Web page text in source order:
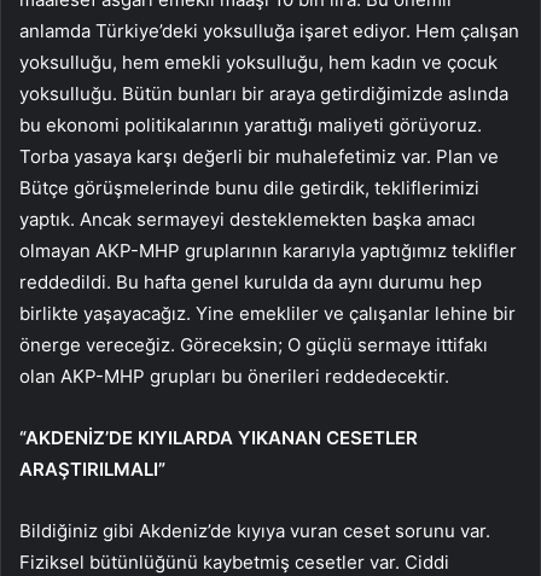
anlamda Türkiye’deki yoksulluğa işaret ediyor. Hem çalışan
yoksulluğu, hem emekli yoksulluğu, hem kadın ve çocuk
yoksulluğu. Bütün bunları bir araya getirdiğimizde aslında
bu ekonomi politikalarının yarattığı maliyeti görüyoruz.
Torba yasaya karşı değerli bir muhalefetimiz var. Plan ve
Bütçe görüşmelerinde bunu dile getirdik, tekliflerimizi
yaptık. Ancak sermayeyi desteklemekten başka amacı
olmayan AKP-MHP gruplarının kararıyla yaptığımız teklifler
reddedildi. Bu hafta genel kurulda da aynı durumu hep
birlikte yaşayacağız. Yine emekliler ve çalışanlar lehine bir
önerge vereceğiz. Göreceksin; O güçlü sermaye ittifakı
olan AKP-MHP grupları bu önerileri reddedecektir.
“AKDENİZ’DE KIYILARDA YIKANAN CESETLER
ARAŞTIRILMALI”
Bildiğiniz gibi Akdeniz’de kıyıya vuran ceset sorunu var.
Fiziksel bütünlüğünü kaybetmiş cesetler var. Ciddi